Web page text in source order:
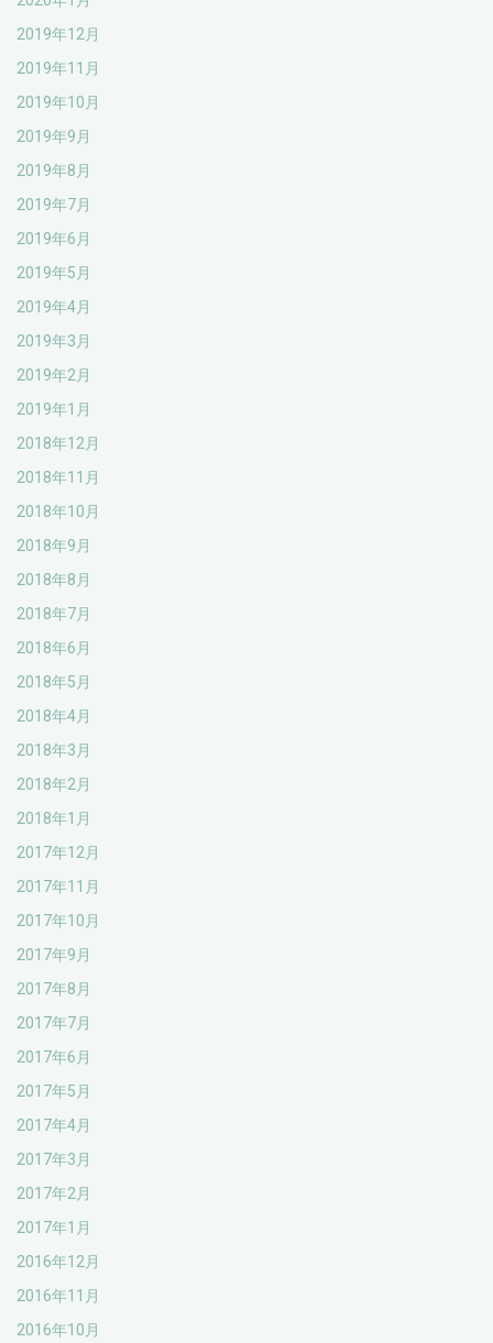
2019年12月
2019年11月
2019年10月
2019年9月
2019年8月
2019年7月
2019年6月
2019年5月
2019年4月
2019年3月
2019年2月
2019年1月
2018年12月
2018年11月
2018年10月
2018年9月
2018年8月
2018年7月
2018年6月
2018年5月
2018年4月
2018年3月
2018年2月
2018年1月
2017年12月
2017年11月
2017年10月
2017年9月
2017年8月
2017年7月
2017年6月
2017年5月
2017年4月
2017年3月
2017年2月
2017年1月
2016年12月
2016年11月
2016年10月